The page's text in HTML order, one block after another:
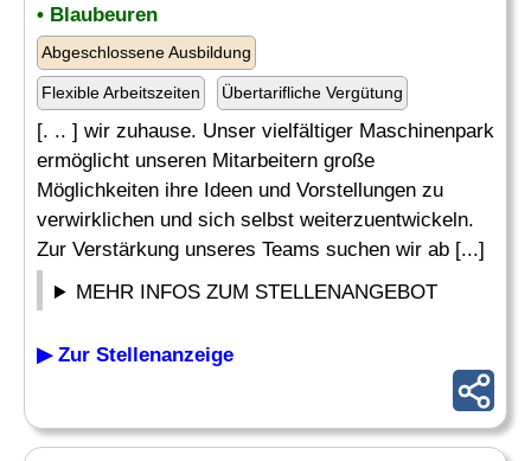
• Blaubeuren
Abgeschlossene Ausbildung
Flexible Arbeitszeiten Übertarifliche Vergütung
[. .. ] wir zuhause. Unser vielfältiger Maschinenpark
ermöglicht unseren Mitarbeitern große
Möglichkeiten ihre Ideen und Vorstellungen zu
verwirklichen und sich selbst weiterzuentwickeln.
Zur Verstärkung unseres Teams suchen wir ab [...]
MEHR INFOS ZUM STELLENANGEBOT
▶ Zur Stellenanzeige